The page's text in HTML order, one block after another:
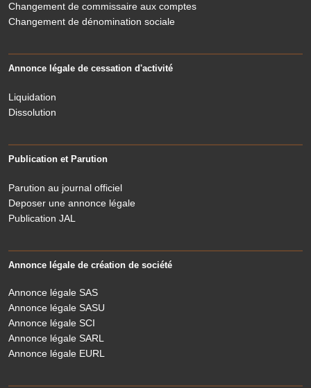
Changement de commissaire aux comptes
Changement de dénomination sociale
Annonce légale de cessation d'activité
Liquidation
Dissolution
Publication et Parution
Parution au journal officiel
Deposer une annonce légale
Publication JAL
Annonce légale de création de société
Annonce légale SAS
Annonce légale SASU
Annonce légale SCI
Annonce légale SARL
Annonce légale EURL